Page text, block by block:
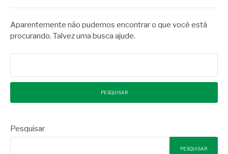
Aparentemente não pudemos encontrar o que você está
procurando. Talvez uma busca ajude.
Pesquisar
PESQUISAR